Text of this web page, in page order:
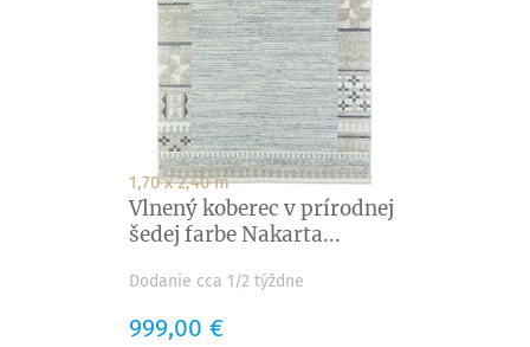
1,70 x 2,40 m
Vlnený koberec v prírodnej
šedej farbe Nakarta...
Dodanie cca 1/2 týždne
Cena
999,00 €